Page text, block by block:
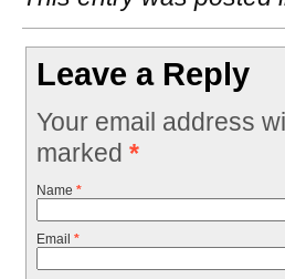
Leave a Reply
Your email address
marked *
Name *
Email *